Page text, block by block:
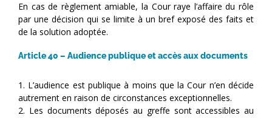
En cas de règlement amiable, la Cour raye l’affaire du rôle
par une décision qui se limite à un bref exposé des faits et
de la solution adoptée.
Article 40 – Audience publique et accès aux documents
1. L’audience est publique à moins que la Cour n’en décide
autrement en raison de circonstances exceptionnelles.
2. Les documents déposés au greffe sont accessibles au